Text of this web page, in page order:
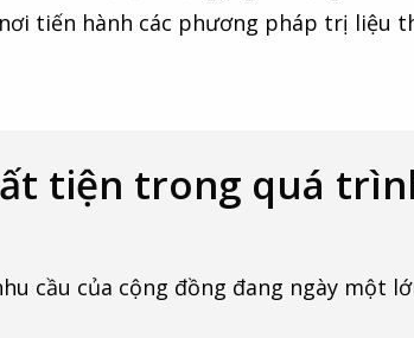
tiến hành các phương pháp trị liệu
tiện trong quá
cầu của cộng đồng đang ngày một